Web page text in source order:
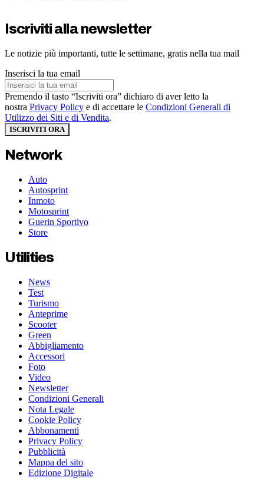
Iscriviti alla newsletter
Le notizie più importanti, tutte le settimane, gratis nella tua mail
Inserisci la tua email
Premendo il tasto “Iscriviti ora” dichiaro di aver letto la
nostra Privacy Policy e di accettare le Condizioni Generali di
Utilizzo dei Siti e di Vendita.
ISCRIVITI ORA
Network
Auto
Autosprint
Inmoto
Motosprint
Guerin Sportivo
Store
Utilities
News
Test
Turismo
Anteprime
Scooter
Green
Abbigliamento
Accessori
Foto
Video
Newsletter
Condizioni Generali
Nota Legale
Cookie Policy
Abbonamenti
Privacy Policy
Pubblicità
Mappa del sito
Edizione Digitale